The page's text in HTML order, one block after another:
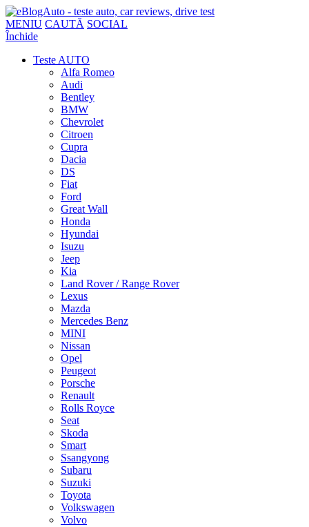
MENIU CAUTĂ SOCIAL
Închide
Teste AUTO
Alfa Romeo
Audi
Bentley
BMW
Chevrolet
Citroen
Cupra
Dacia
DS
Fiat
Ford
Great Wall
Honda
Hyundai
Isuzu
Jeep
Kia
Land Rover / Range Rover
Lexus
Mazda
Mercedes Benz
MINI
Nissan
Opel
Peugeot
Porsche
Renault
Rolls Royce
Seat
Skoda
Smart
Ssangyong
Subaru
Suzuki
Toyota
Volkswagen
Volvo